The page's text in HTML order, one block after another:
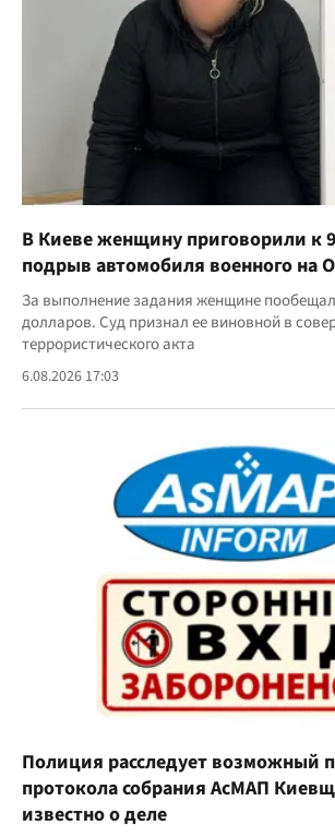
В Киеве женщину приговорили к
подрыв автомобиля военного на
За выполнение задания женщине
долларов. Суд признал ее виновной в
террористического акта
6.08.2026 17:03
Полиция расследует возможный
протокола собрания АсМАП
известно о деле